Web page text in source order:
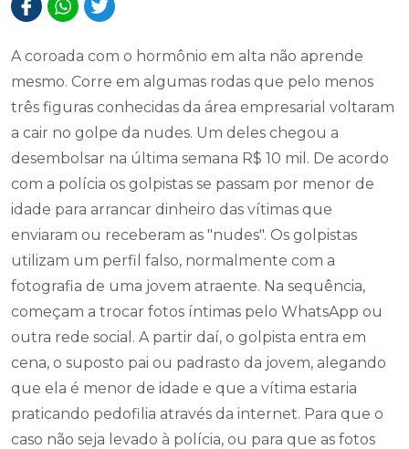
A coroada com o hormônio em alta não aprende
mesmo. Corre em algumas rodas que pelo menos
três figuras conhecidas da área empresarial voltaram
a cair no golpe da nudes. Um deles chegou a
desembolsar na última semana R$ 10 mil. De acordo
com a polícia os golpistas se passam por menor de
idade para arrancar dinheiro das vítimas que
enviaram ou receberam as "nudes". Os golpistas
utilizam um perfil falso, normalmente com a
fotografia de uma jovem atraente. Na sequência,
começam a trocar fotos íntimas pelo WhatsApp ou
outra rede social. A partir daí, o golpista entra em
cena, o suposto pai ou padrasto da jovem, alegando
que ela é menor de idade e que a vítima estaria
praticando pedofilia através da internet. Para que o
caso não seja levado à polícia, ou para que as fotos